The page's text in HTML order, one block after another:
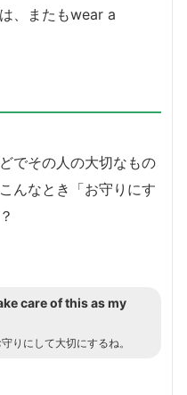
、またもwear a
でその人の大切なもの
んなとき「お守りにす
care of this as my
りにして大切にするね。